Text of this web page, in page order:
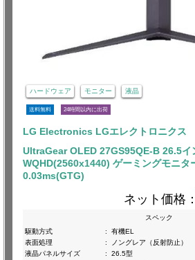
ハードウェア モニター 液晶
送料無料 24時間以内に出荷
LG Electronics LGエレクトロニクス
UltraGear OLED 27GS95QE-B 26.5イ
WQHD(2560x1440) ゲーミングモニタ
0.03ms(GTG)
ネット価格：
スペック
駆動方式
:
有機EL
表面処理
:
ノングレア（反射防止）
液晶パネルサイズ
:
26.5型